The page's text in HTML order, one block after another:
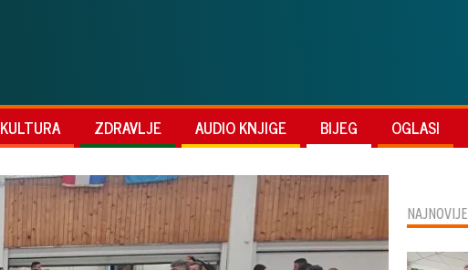
KULTURA ZDRAVLJE AUDIO KNJIGE BIJEG OGLASI
NAJNOVIJE